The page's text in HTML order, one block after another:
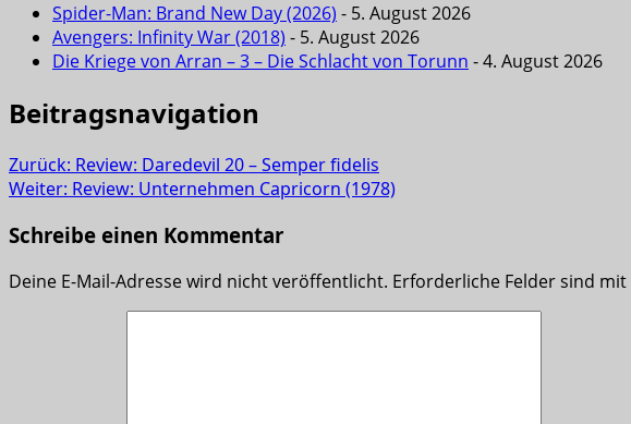
Spider-Man: Brand New Day (2026) - 5. August 2026
Avengers: Infinity War (2018) - 5. August 2026
Die Kriege von Arran – 3 – Die Schlacht von Torunn - 4. August 2026
Beitragsnavigation
Zurück: Review: Daredevil 20 – Semper fidelis
Weiter: Review: Unternehmen Capricorn (1978)
Schreibe einen Kommentar
Deine E-Mail-Adresse wird nicht veröffentlicht. Erforderliche Felder sind mit